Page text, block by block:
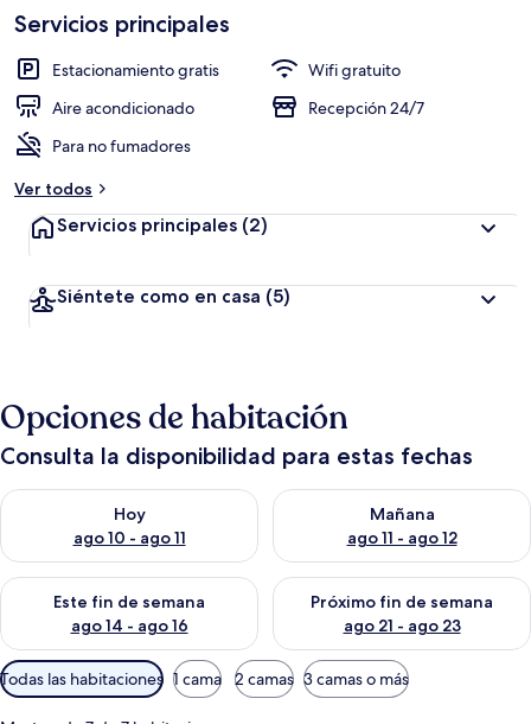
Servicios principales
Estacionamiento gratis
Wifi gratuito
Aire acondicionado
Recepción 24/7
Para no fumadores
Ver todos
Servicios principales (2)
Siéntete como en casa (5)
Opciones de habitación
Consulta la disponibilidad para estas fechas
Hoy
ago 10 - ago 11
Consulta la disponibilidad para hoy ago 10 - ago 11
Mañana
ago 11 - ago 12
Consulta la disponibilidad
Este fin de semana
ago 14 - ago 16
Consulta la disponibilidad para este fin de semana ago 14 -
Próximo fin de semana
ago 21 - ago 23
Consulta la disponibilidad
Filtros
disponibles
Todas las habitaciones 1 cama 2 camas 3 camas o más